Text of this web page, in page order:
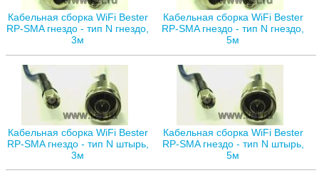
Кабельная сборка WiFi Bester
RP-SMA гнездо - тип N гнездо,
3м
Кабельная сборка WiFi Bester
RP-SMA гнездо - тип N гнездо,
5м
Кабельная сборка WiFi Bester
RP-SMA гнездо - тип N штырь,
3м
Кабельная сборка WiFi Bester
RP-SMA гнездо - тип N штырь,
5м